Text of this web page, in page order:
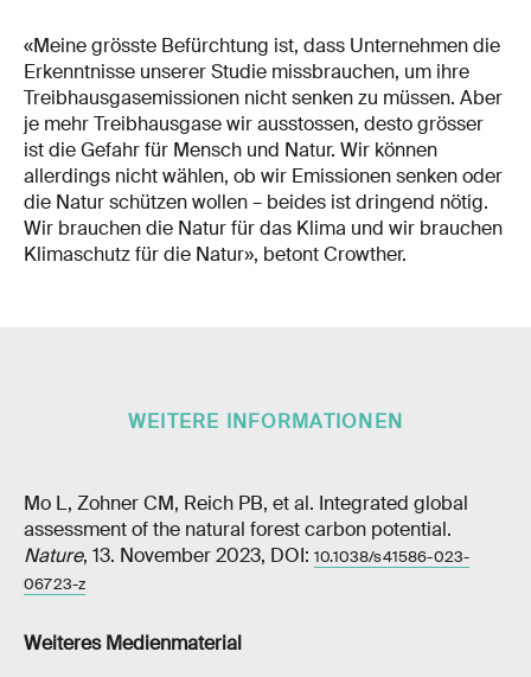
«Meine grösste Befürchtung ist, dass Unternehmen die
Erkenntnisse unserer Studie missbrauchen, um ihre
Treibhausgasemissionen nicht senken zu müssen. Aber
je mehr Treibhausgase wir ausstossen, desto grösser
ist die Gefahr für Mensch und Natur. Wir können
allerdings nicht wählen, ob wir Emissionen senken oder
die Natur schützen wollen – beides ist dringend nötig.
Wir brauchen die Natur für das Klima und wir brauchen
Klimaschutz für die Natur», betont Crowther.
WEITERE INFORMATIONEN
Mo L, Zohner CM, Reich PB, et al. Integrated global
assessment of the natural forest carbon potential.
Nature, 13. November 2023, DOI: 10.1038/s41586-​023-
06723-z
Weiteres Medienmaterial